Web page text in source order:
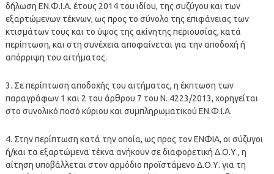
δήλωση ΕΝ.Φ.Ι.Α. έτους 2014 του ιδίου, της συζύγου και των
εξαρτώμενων τέκνων, ως προς το σύνολο της επιφάνειας των
κτισμάτων τους και το ύψος της ακίνητης περιουσίας, κατά
περίπτωση, και στη συνέχεια αποφαίνεται για την αποδοχή ή
απόρριψη του αιτήματος.
3. Σε περίπτωση αποδοχής του αιτήματος, η έκπτωση των
παραγράφων 1 και 2 του άρθρου 7 του Ν. 4223/2013, χορηγείται
στο συνολικό ποσό κύριου και συμπληρωματικού ΕΝ.Φ.Ι.Α.
4. Στην περίπτωση κατά την οποία, ως προς τον ΕΝΦΙΑ, οι σύζυγοι
ή/και τα εξαρτώμενα τέκνα ανήκουν σε διαφορετική Δ.Ο.Υ., η
αίτηση υποβάλλεται στον αρμόδιο προϊστάμενο Δ.Ο.Υ. για τη